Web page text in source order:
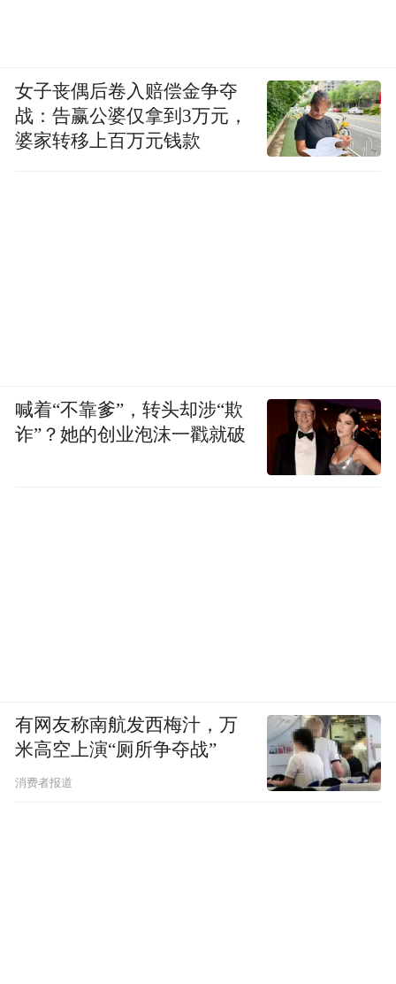
女子丧偶后卷入赔偿金争夺
战：告赢公婆仅拿到3万元，
婆家转移上百万元钱款
喊着“不靠爹”，转头却涉“欺
诈”？她的创业泡沫一戳就破
有网友称南航发西梅汁，万
米高空上演“厕所争夺战”
消费者报道